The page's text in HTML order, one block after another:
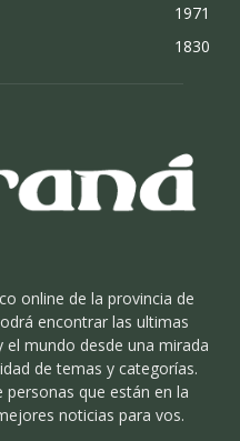
1971
1830
online de la provincia de
encontrar las ultimas
el mundo desde una mirada
de temas y categorías.
que están en la
noticias para vos.